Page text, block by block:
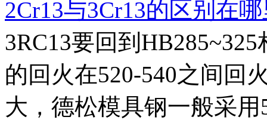
2Cr13与3Cr13的区别在
3RC13要回到
的回火在520-540之间回
大，德松模具钢一般采